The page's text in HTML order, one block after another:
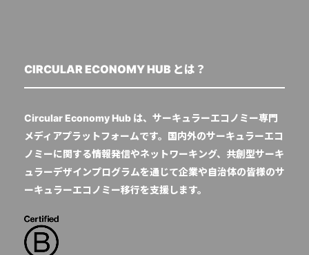
CIRCULAR ECONOMY HUB とは？
Circular Economy Hub は、サーキュラーエコノミー専門
メディアプラットフォームです。国内外のサーキュラーエコ
ノミーに関する情報発信やネットワーキング、共創型サーキ
ュラーデザインプログラムを通じて企業や自治体の皆様のサ
ーキュラーエコノミー移行を支援します。